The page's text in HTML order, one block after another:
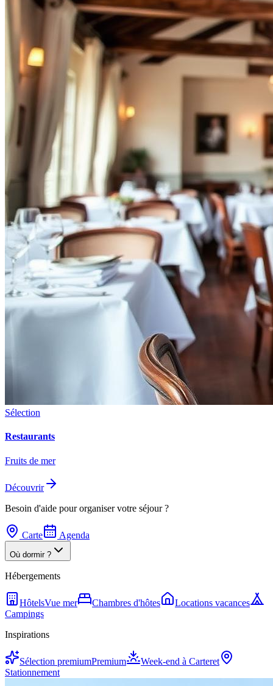
Sélection
Restaurants
Fruits de mer
Découvrir
Besoin d'aide pour organiser votre séjour ?
Carte Agenda
Où dormir ?
Hébergements
HôtelsVue mer Chambres d'hôtes
Locations vacances
Campings
Inspirations
Sélection premiumPremium
Week-end à Carteret
Stationnement